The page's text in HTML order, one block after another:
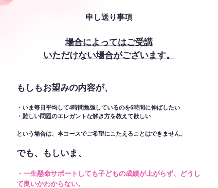
申し送り事項
場合によってはご受講
いただけない場合がございます。
もしもお望みの内容が、
・いま毎日平均して4時間勉強しているのを6時間に伸ばしたい
・難しい問題のエレガントな解き方を教えて欲しい
という場合は、本コースでご希望にこたえることはできません。
でも、もしいま、
・一生懸命サポートしても子どもの成績が上がらず、どうし
て良いかわからない。